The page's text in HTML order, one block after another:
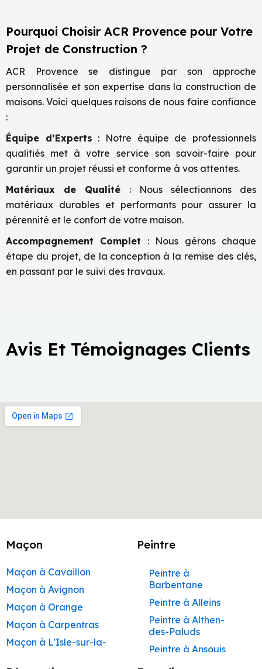
Pourquoi Choisir ACR Provence pour Votre
Projet de Construction ?
ACR Provence se distingue par son approche
personnalisée et son expertise dans la construction de
maisons. Voici quelques raisons de nous faire confiance
:
Équipe d’Experts : Notre équipe de professionnels
qualifiés met à votre service son savoir-faire pour
garantir un projet réussi et conforme à vos attentes.
Matériaux de Qualité : Nous sélectionnons des
matériaux durables et performants pour assurer la
pérennité et le confort de votre maison.
Accompagnement Complet : Nous gérons chaque
étape du projet, de la conception à la remise des clés,
en passant par le suivi des travaux.
Avis Et Témoignages Clients
Maçon
Maçon à Cavaillon
Maçon à Avignon
Maçon à Orange
Maçon à Carpentras
Maçon à L'Isle-sur-la-
Peintre
Peintre à
Barbentane
Peintre à Alleins
Peintre à Althen-
des-Paluds
Peintre à Ansouis
Peintre à Apt